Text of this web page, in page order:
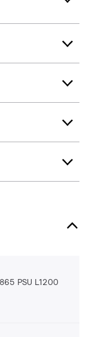
PSU L1200